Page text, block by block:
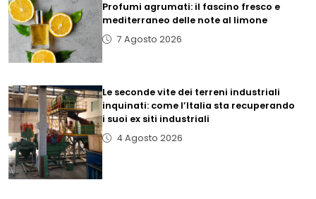
Profumi agrumati: il fascino fresco e
mediterraneo delle note al limone
7 Agosto 2026
Le seconde vite dei terreni industriali
inquinati: come l’Italia sta recuperando
i suoi ex siti industriali
4 Agosto 2026